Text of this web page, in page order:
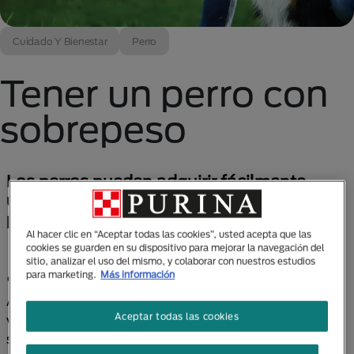
Cuidado Y Bienestar Perro
Tener un perro con
sobrepeso
Los perros pueden adquirir fácilmente
unos cuantos kilos y es importante saber
por qué sucede.
¿TU PERRO TIENE SOBREPESO?
Aprovechando los chequeos periódicos, tu
veterinario te dirá si tu perro sufre sobrepeso, pero si
se trata de un perro pequeño también es muy
Al hacer clic en “Aceptar todas las cookies”, usted acepta que las
cookies se guarden en su dispositivo para mejorar la navegación del
sitio, analizar el uso del mismo, y colaborar con nuestros estudios
para marketing. Más información
Aceptar todas las cookies